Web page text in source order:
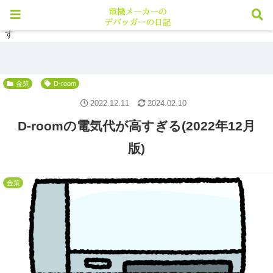
※当メディアのリンクにはアフィリエイト広告が含まれていま
す
金策 D-room
D-roomの電気代が高すぎる(2022年12月
版)
金策
2022.12.11 2024.02.10